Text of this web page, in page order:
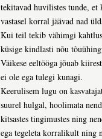
tekitavad huvilistes tunde,
vastasel korral jäävad nad
Kui teil tekib vähimgi
küsige kindlasti nõu
Väikese eeltööga jõuab
ei ole ega tulegi kunagi.
Keerulisem lugu on
suurel hulgal, hoolimata
kitsastes tingimustes ning
ega tegeleta korralikult ning